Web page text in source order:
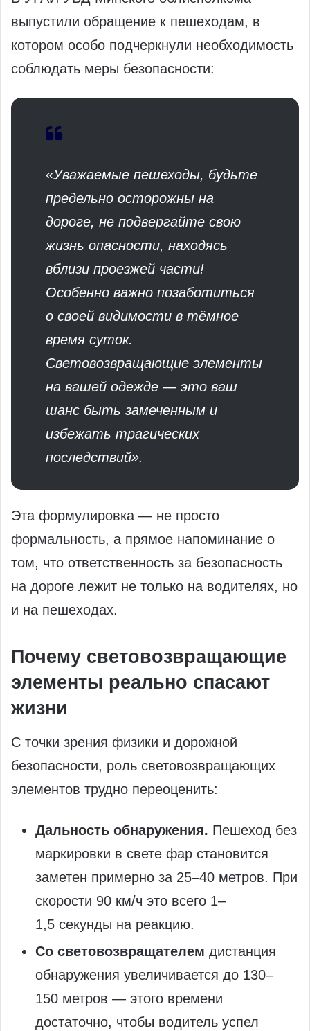
выпустили обращение к пешеходам, в
котором особо подчеркнули необходимость
соблюдать меры безопасности:
«Уважаемые пешеходы, будьте
предельно осторожны на
дороге, не подвергайте свою
жизнь опасности, находясь
вблизи проезжей части!
Особенно важно позаботиться
о своей видимости в тёмное
время суток.
Световозвращающие элементы
на вашей одежде — это ваш
шанс быть замеченным и
избежать трагических
последствий».
Эта формулировка — не просто
формальность, а прямое напоминание о
том, что ответственность за безопасность
на дороге лежит не только на водителях, но
и на пешеходах.
Почему световозвращающие
элементы реально спасают
жизни
С точки зрения физики и дорожной
безопасности, роль световозвращающих
элементов трудно переоценить:
Дальность обнаружения. Пешеход без
маркировки в свете фар становится
заметен примерно за 25–40 метров. При
скорости 90 км/ч это всего 1–
1,5 секунды на реакцию.
Со световозвращателем дистанция
обнаружения увеличивается до 130–
150 метров — этого времени
достаточно, чтобы водитель успел